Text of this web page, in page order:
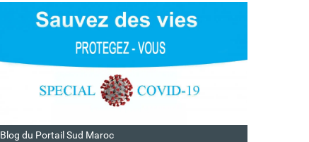
Blog du Portail Sud Maroc